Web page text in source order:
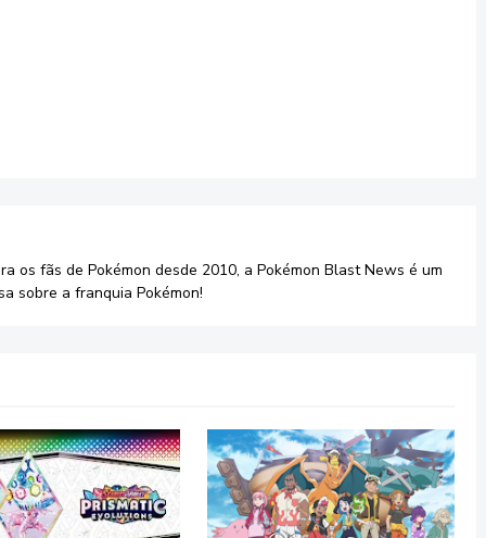
os fãs de Pokémon desde 2010, a Pokémon Blast News é um
sobre a franquia Pokémon!